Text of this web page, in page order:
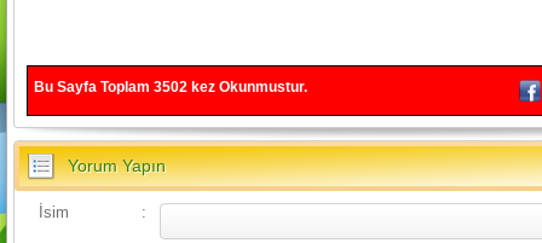
Bu Sayfa Toplam 3502kez Okunmustur.
Yorum Yapın
İsim :